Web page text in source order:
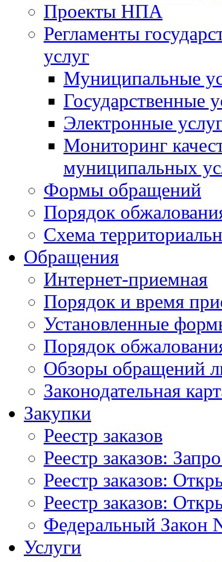
Проекты НПА
Регламенты
услуг
Муниципальные
Государственные
Электронные
Мониторинг
муниципальных
Формы обращений
Порядок
Схема
Обращения
Интернет-приемная
Порядок и время
Установленные
Порядок
Обзоры обращений
Законодательная
Закупки
Реестр заказов
Реестр заказов:
Реестр заказов:
Реестр заказов:
Федеральный Закон
Услуги